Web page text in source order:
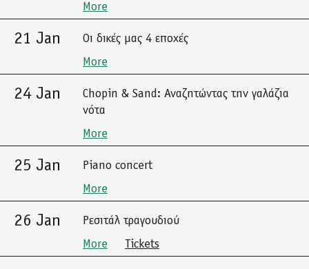
More
21 Jan
Οι δικές μας 4 εποχές
More
24 Jan
Chopin & Sand: Αναζητώντας την γαλάζια
νότα
More
25 Jan
Piano concert
More
26 Jan
Ρεσιτάλ τραγουδιού
More
Tickets